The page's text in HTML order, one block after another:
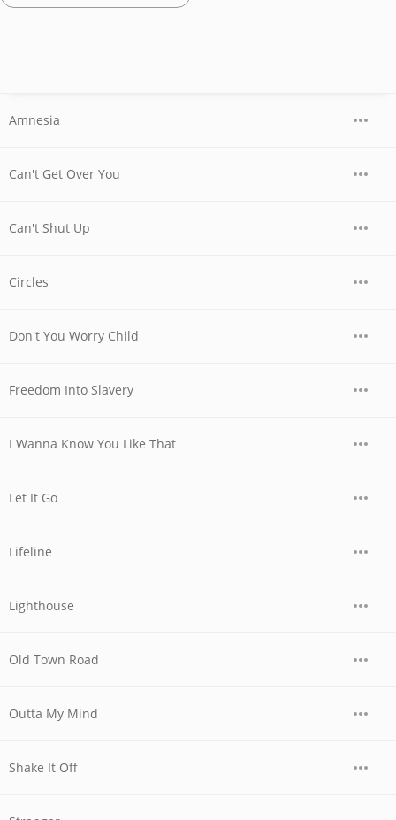
Amnesia
Can't Get Over You
Can't Shut Up
Circles
Don't You Worry Child
Freedom Into Slavery
I Wanna Know You Like That
Let It Go
Lifeline
Lighthouse
Old Town Road
Outta My Mind
Shake It Off